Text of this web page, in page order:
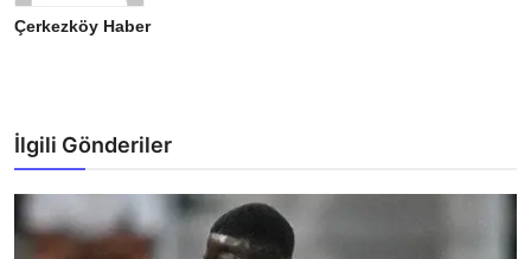
Çerkezköy Haber
İlgili Gönderiler